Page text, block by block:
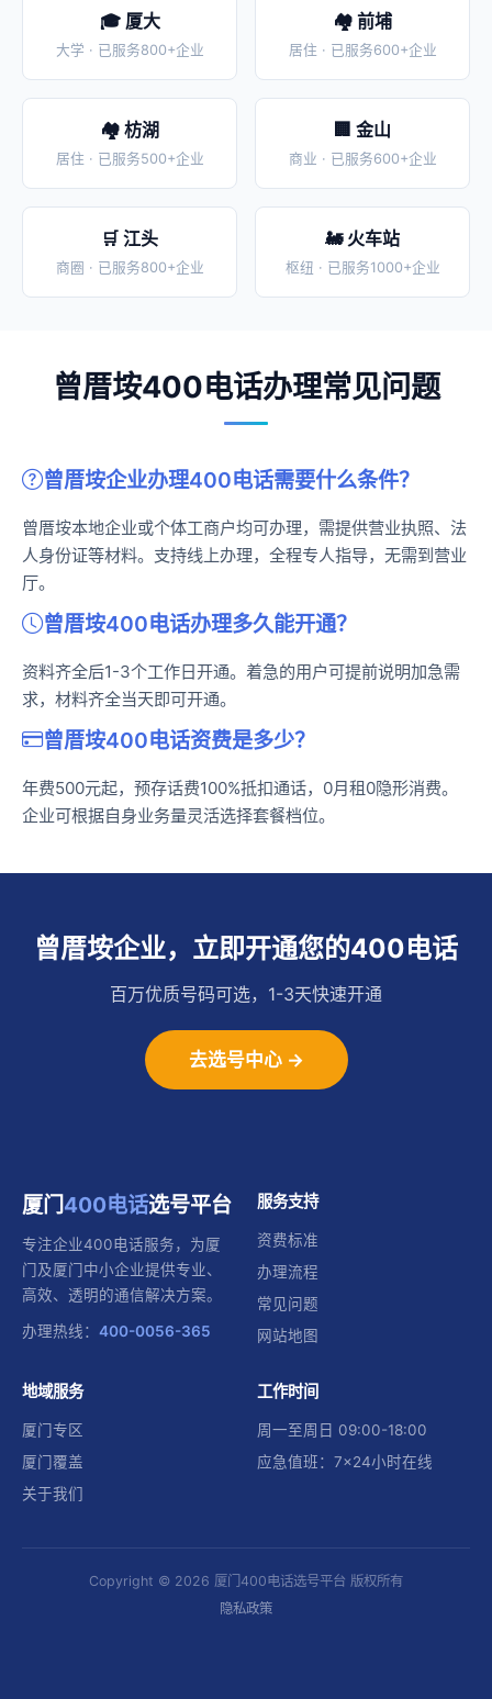
🎓 厦大
大学 · 已服务800+企业
🏘️ 前埔
居住 · 已服务600+企业
🏘️ 枋湖
居住 · 已服务500+企业
🏢 金山
商业 · 已服务600+企业
🛒 江头
商圈 · 已服务800+企业
🚂 火车站
枢纽 · 已服务1000+企业
曾厝垵400电话办理常见问题
曾厝垵企业办理400电话需要什么条件？
曾厝垵本地企业或个体工商户均可办理，需提供营业执照、法
人身份证等材料。支持线上办理，全程专人指导，无需到营业
厅。
曾厝垵400电话办理多久能开通？
资料齐全后1-3个工作日开通。着急的用户可提前说明加急需
求，材料齐全当天即可开通。
曾厝垵400电话资费是多少？
年费500元起，预存话费100%抵扣通话，0月租0隐形消费。
企业可根据自身业务量灵活选择套餐档位。
曾厝垵企业，立即开通您的400电话
百万优质号码可选，1-3天快速开通
去选号中心 →
厦门400电话选号平台
专注企业400电话服务，为厦
门及厦门中小企业提供专业、
高效、透明的通信解决方案。
办理热线： 400-0056-365
服务支持
资费标准
办理流程
常见问题
网站地图
地域服务
厦门专区
厦门覆盖
关于我们
工作时间
周一至周日 09:00-18:00
应急值班：7×24小时在线
Copyright © 2026 厦门400电话选号平台 版权所有
隐私政策